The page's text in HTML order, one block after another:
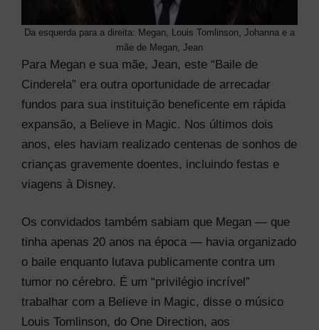
Da esquerda para a direita: Megan, Louis Tomlinson, Johanna e a
mãe de Megan, Jean
Para Megan e sua mãe, Jean, este “Baile de
Cinderela” era outra oportunidade de arrecadar
fundos para sua instituição beneficente em rápida
expansão, a Believe in Magic. Nos últimos dois
anos, eles haviam realizado centenas de sonhos de
crianças gravemente doentes, incluindo festas e
viagens à Disney.
Os convidados também sabiam que Megan — que
tinha apenas 20 anos na época — havia organizado
o baile enquanto lutava publicamente contra um
tumor no cérebro. É um “privilégio incrível”
trabalhar com a Believe in Magic, disse o músico
Louis Tomlinson, do One Direction, aos